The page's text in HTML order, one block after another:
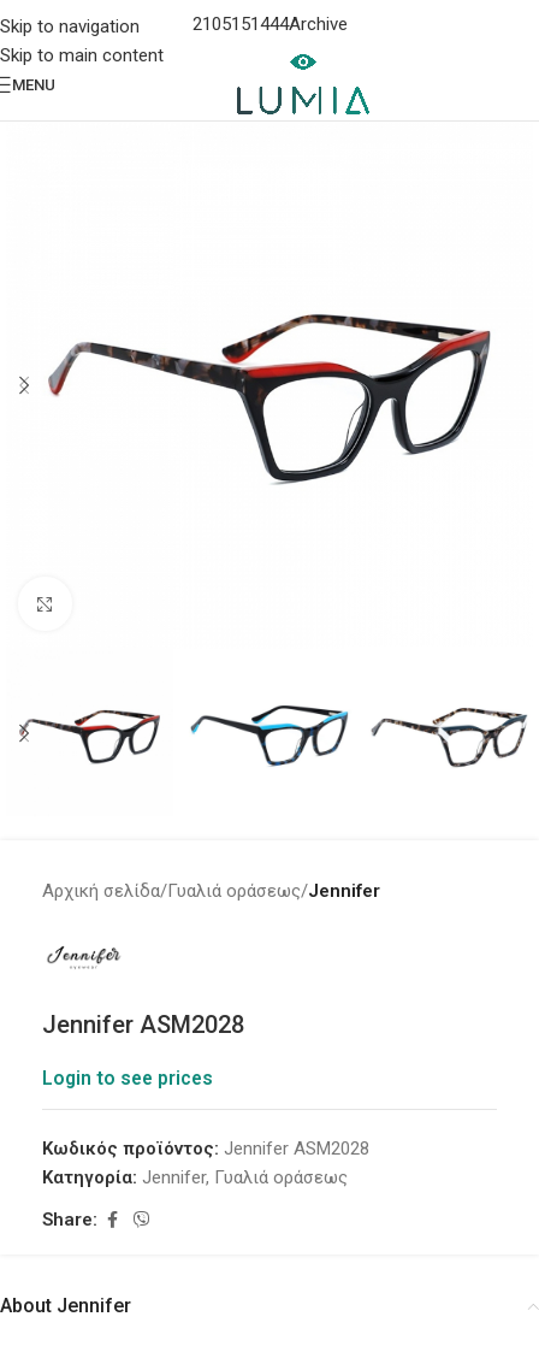
Skip to navigation
Skip to main content
2105151444Archive
MENU
Αρχική σελίδα Γυαλιά οράσεως Jennifer
Jennifer ASM2028
Login to see prices
Κωδικός προϊόντος: Jennifer ASM2028
Κατηγορία: Jennifer, Γυαλιά οράσεως
Share:
About Jennifer